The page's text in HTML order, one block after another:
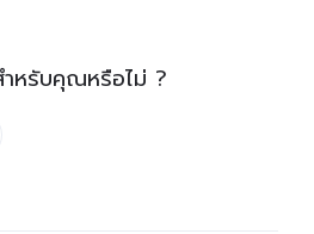
ำหรับคุณหรือไม่ ?